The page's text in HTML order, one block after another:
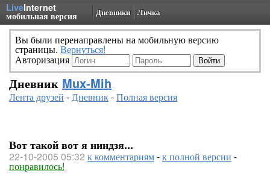
LiveInternet
мобильная версия Дневники Личка
Вы были перенаправлены на мобильную версию
страницы. Вернуться!
Авторизация
Дневник Mux-Mih
Лента друзей -Дневник-Полная версия
Вот такой вот я ниндзя...
22-10-2005 05:32 к комментариям-к полной версии -
понравилось!